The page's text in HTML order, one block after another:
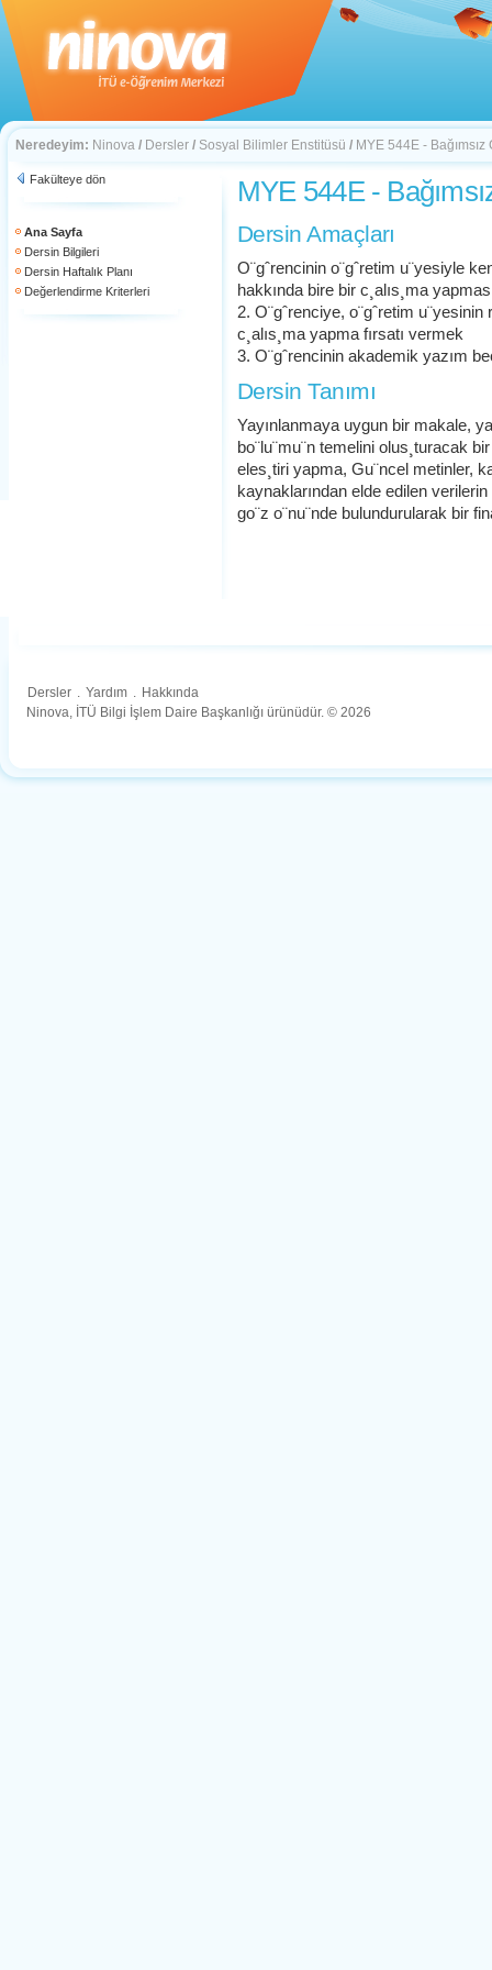
Neredeyim: Ninova / Dersler / Sosyal Bilimler Enstitüsü / MYE 544E - Bağımsız
Fakülteye dön
Ana Sayfa
Dersin Bilgileri
Dersin Haftalık Planı
Değerlendirme Kriterleri
MYE 544E -
Dersin Amaçları
O¨gˆrencinin o¨gˆretim u¨yesiyle
hakkında bire bir c¸alıs¸ma
2. O¨gˆrenciye, o¨gˆretim
c¸alıs¸ma yapma fırsatı vermek
3. O¨gˆrencinin akademik yazım
Dersin Tanımı
Yayınlanmaya uygun bir makale,
bo¨lu¨mu¨n temelini olus¸turacak
eles¸tiri yapma, Gu¨ncel metinler,
kaynaklarından elde edilen verilerin
go¨z o¨nu¨nde bulundurularak bir
Dersler . Yardım . Hakkında
Ninova, İTÜ Bilgi İşlem Daire Başkanlığı ürünüdür. © 2026